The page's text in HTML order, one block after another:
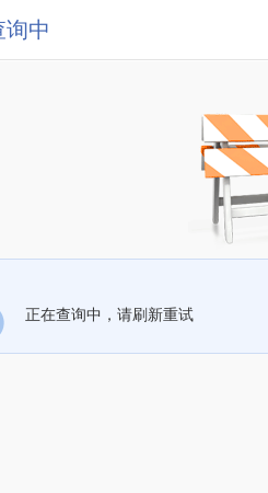
询中
正在查询中，请刷新重试